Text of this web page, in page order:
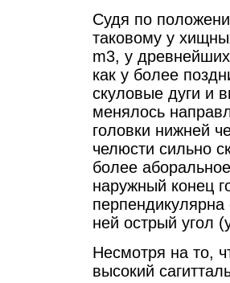
Судя по
таковому у
m3, у
как у более
скуловые дуги и
менялось
головки нижней
челюсти сильно
более
наружный конец
перпендикулярна
ней острый угол
Несмотря на то,
высокий